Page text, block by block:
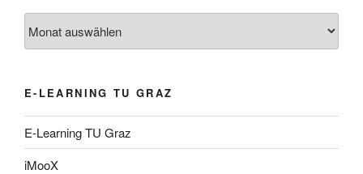
E-LEARNING TU GRAZ
E-Learning TU Graz
iMooX